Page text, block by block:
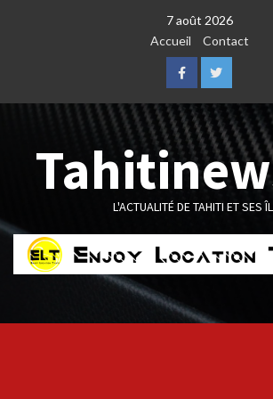
7 août 2026
Accueil
Contact
FacebookTwitter
L'ACTUALITÉ DE TAHITI ET SES